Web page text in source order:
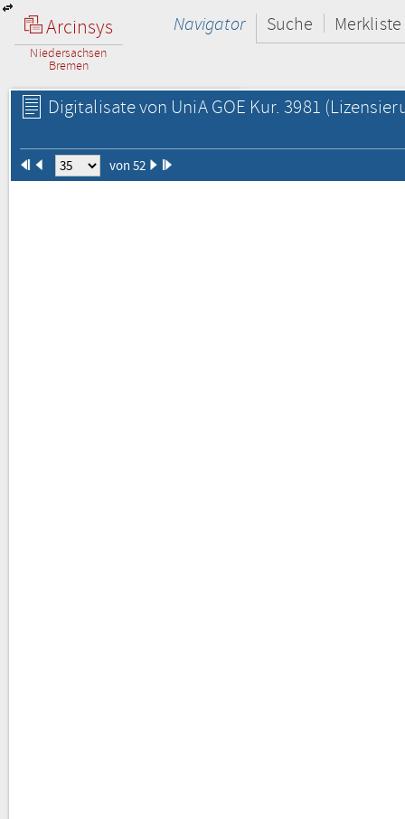
Arcinsys
Niedersachsen
Bremen
Navigator Suche Merkliste
Digitalisate von UniA GOE Kur. 3981
von 52